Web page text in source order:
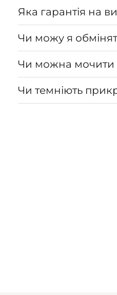
Яка гарантія на
Чи можу я
Чи можна мочити
Чи темніють